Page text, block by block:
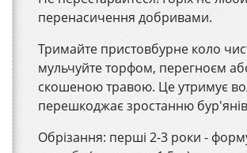
перенасичення добривами.
Тримайте пристовбурне коло
мульчуйте торфом, перегноєм
скошеною травою. Це утримує
перешкоджає зростанню
Обрізання: перші 2-3 роки -